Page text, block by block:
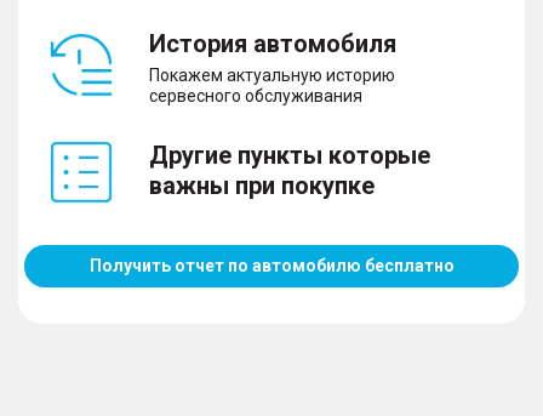
История автомобиля
Покажем актуальную историю
сервесного обслуживания
Другие пункты которые
важны при покупке
Получить отчет по автомобилю бесплатно